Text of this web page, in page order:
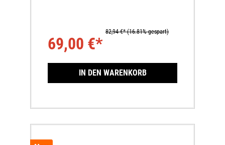
69,00 €*
82,94 €* (16.81% gespart)
IN DEN WARENKORB